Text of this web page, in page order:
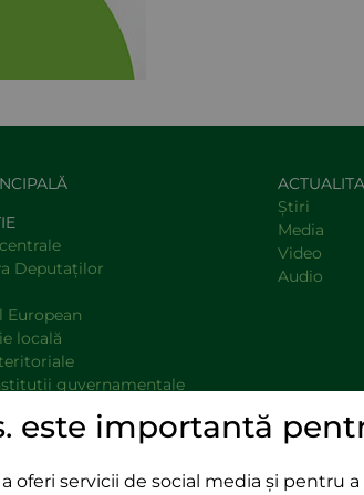
Deputaţilor
European
locală
guvernamentale
Știri
Media
Video
Audio
este importantă
servicii de social media și pentru